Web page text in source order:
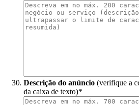
Descrição do anúncio (verifique a
da caixa de texto)*